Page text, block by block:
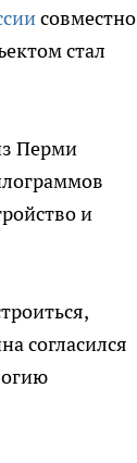
совместно
стал
Перми
и
согласился